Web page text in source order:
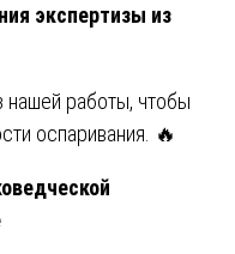
экспертизы из
нашей работы, чтобы
оспаривания. 🔥